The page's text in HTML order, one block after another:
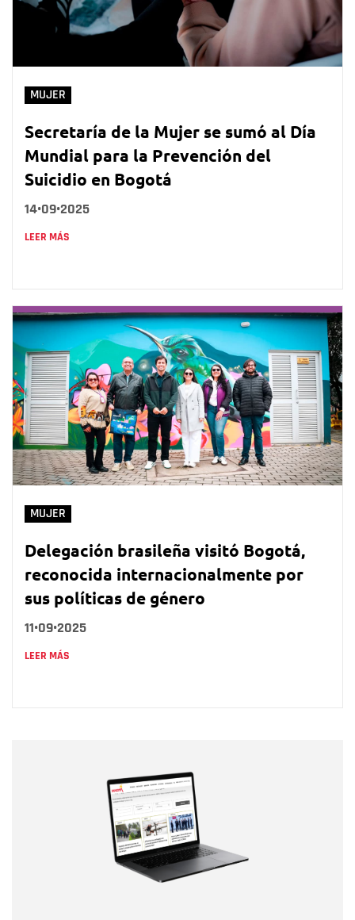
MUJER
Secretaría de la Mujer se sumó al Día
Mundial para la Prevención del
Suicidio en Bogotá
14•09•2025
LEER MÁS
MUJER
Delegación brasileña visitó Bogotá,
reconocida internacionalmente por
sus políticas de género
11•09•2025
LEER MÁS
Correo electrónico
Tipo de comentario